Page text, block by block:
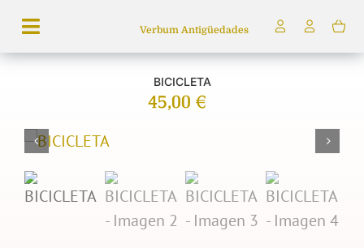
contenido
Toggle
Navigation
Inicio
Tienda
Verbum Antigüedades
BICICLETA
45,00 €